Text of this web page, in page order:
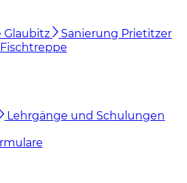
Glaubitz
Sanierung Prietitzer
Lehrgänge und Schulungen